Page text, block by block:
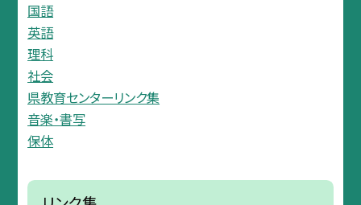
国語
英語
理科
社会
県教育センターリンク集
音楽・書写
保体